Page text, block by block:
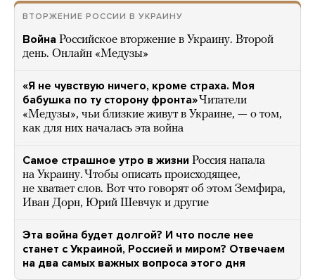
ВТОРЖЕНИЕ РОССИИ В УКРАИНУ
Война Российское вторжение в Украину. Второй
день. Онлайн «Медузы»
«Я не чувствую ничего, кроме страха. Моя
бабушка по ту сторону фронта»Читатели
«Медузы», чьи близкие живут в Украине, — о том,
как для них началась эта война
Самое страшное утро в жизни Россия напала
на Украину. Чтобы описать происходящее,
не хватает слов. Вот что говорят об этом Земфира,
Иван Дорн, Юрий Шевчук и другие
Эта война будет долгой? И что после нее
станет с Украиной, Россией и миром? Отвечаем
на два самых важных вопроса этого дня